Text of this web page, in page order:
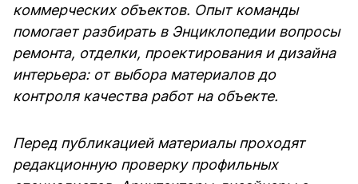
коммерческих объектов. Опыт команды
помогает разбирать в Энциклопедии вопросы
ремонта, отделки, проектирования и дизайна
интерьера: от выбора материалов до
контроля качества работ на объекте.
Перед публикацией материалы проходят
редакционную проверку профильных